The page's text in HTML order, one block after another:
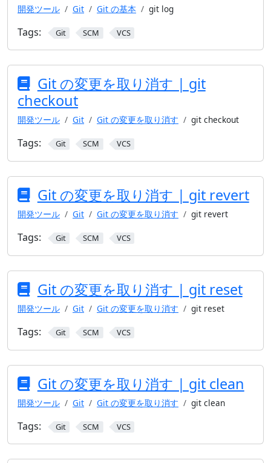
開発ツール Git Git の基本 git log
Tags: Git SCM VCS
Git の変更を取り消す | git
checkout
開発ツール Git Git の変更を取り消す git checkout
Tags: Git SCM VCS
Git の変更を取り消す | git revert
開発ツール Git Git の変更を取り消す git revert
Tags: Git SCM VCS
Git の変更を取り消す | git reset
開発ツール Git Git の変更を取り消す git reset
Tags: Git SCM VCS
Git の変更を取り消す | git clean
開発ツール Git Git の変更を取り消す git clean
Tags: Git SCM VCS